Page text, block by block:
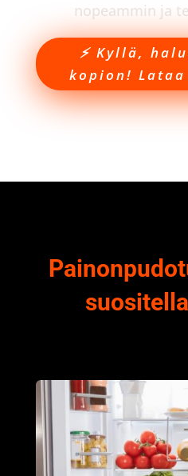
nopeammin ja
⚡️ Kyllä,
kopion!